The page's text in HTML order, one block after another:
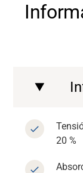
20 %